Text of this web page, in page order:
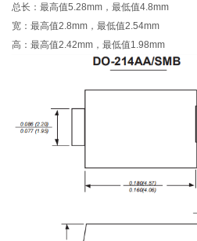
总长：最高值5.28mm，最低值4.8mm
宽：最高值2.8mm，最低值2.54mm
高：最高值2.42mm，最低值1.98mm